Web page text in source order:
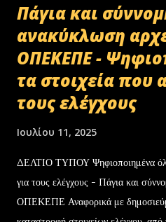
Πάγια και
ανακύκλωση
ΟΠΕΚΕΠΕ -
τα στοιχεία που
τους ελέγχους
Ιουλίου 11, 2025
ΔΕΛΤΙΟ ΤΥΠΟΥ Ψηφιοποιημένα όλα
για τους ελέγχους - Πάγια και
ΟΠΕΚΕΠΕ Αναφορικά με